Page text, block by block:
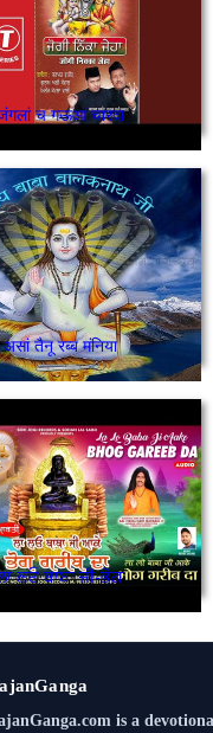
च गऊआं चारदा
असां तैनू रब्ब मंनिया
ਲਓ ਬਾਬਾ ਜੀ-ਭੋਗ
is a